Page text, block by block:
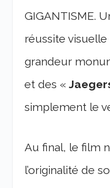
GIGANTISME.
réussite visuelle
grandeur
et des «
simplement le
Au final, le film
l’originalité de